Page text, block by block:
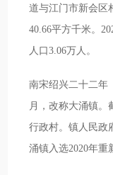
道与江门市新会区
40.66平方千米。
人口3.06万人。
南宋绍兴二十二年
月，改称大涌镇。
行政村。镇人民政
涌镇入选2020年重